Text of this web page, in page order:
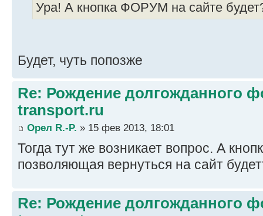
Ура! А кнопка ФОРУМ на сайте
Будет, чуть попозже
Re: Рождение долгожданного
transport.ru
Орел R.-P. » 15 фев 2013, 18:01
Тогда тут же возникает вопрос. А
позволяющая вернуться на сайт
Re: Рождение долгожданного